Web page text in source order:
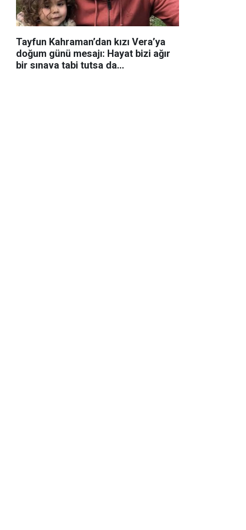
Tayfun Kahraman’dan kızı Vera’ya
doğum günü mesajı: Hayat bizi ağır
bir sınava tabi tutsa da...